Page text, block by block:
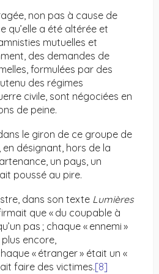
non pas à cause de
qu’elle a été altérée et
mutuelles et
des demandes de
formulées par des
des régimes
civile, sont négociées en
de peine.
le giron de ce groupe de
désignant, hors de la
un pays, un
poussé au pire.
dans son texte Lumières
que « du coupable à
pas ; chaque « ennemi »
encore,
« étranger » était un «
faire des victimes.[8]